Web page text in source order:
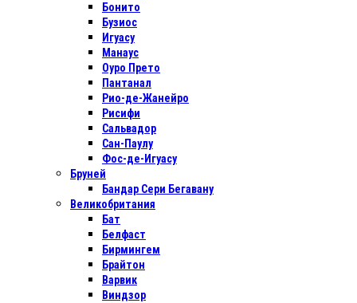
Бонито
Бузиос
Игуасу
Манаус
Оуро Прето
Пантанал
Рио-де-Жанейро
Рисифи
Сальвадор
Сан-Паулу
Фос-де-Игуасу
Бруней
Бандар Сери Бегавану
Великобритания
Бат
Белфаст
Бирмингем
Брайтон
Варвик
Виндзор